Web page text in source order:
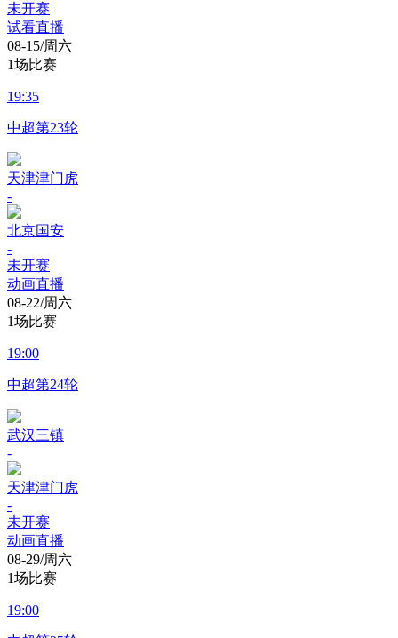
未开赛
试看直播
08-15/周六
1场比赛
19:35
中超第23轮
天津津门虎
-
北京国安
-
未开赛
动画直播
08-22/周六
1场比赛
19:00
中超第24轮
武汉三镇
-
天津津门虎
-
未开赛
动画直播
08-29/周六
1场比赛
19:00